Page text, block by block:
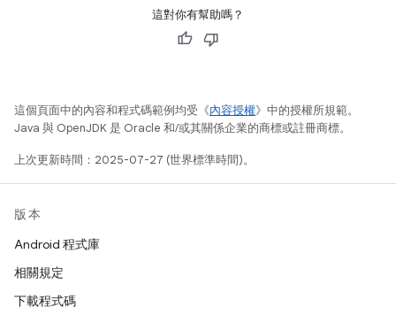
這對你有幫助嗎？
這個頁面中的內容和程式碼範例均受《內容授權》中的授權所規範。
Java 與 OpenJDK 是 Oracle 和/或其關係企業的商標或註冊商標。
上次更新時間：2025-07-27 (世界標準時間)。
版本
Android 程式庫
相關規定
下載程式碼